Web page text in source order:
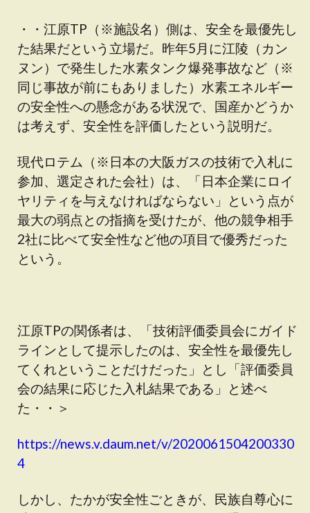
・・江原TP（※施設名）側は、安全を最優先し
た結果だという立場だ。昨年5月に江陵（カン
ヌン）で発生した水素タンク爆発事故など（※
同じ事故が前にもありました）水素エネルギー
の安全性への懸念がある状況で、国産かどうか
は考えず、安全性を評価したという説明だ。
現代ロテム（※日本の大阪ガスの技術で入札に
参加、選定された会社）は、「日本企業にロイ
ヤリティを与えなければならない」という点が
最大の弱点との指摘を受けたが、他の競争相手
2社に比べて安全性など他の項目で優秀だった
という。
江原TPの関係者は、「技術評価委員会にガイド
ラインとして提示したのは、安全性を最優先し
てくれということだけだった」とし「評価委員
会の結果に応じた入札結果である」と述べ
た・・＞
https://news.v.daum.net/v/2020061504200330
4
しかし、たかが安全性ごときが、民族自尊心に